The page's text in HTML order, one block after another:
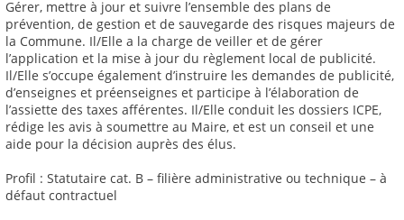
Gérer, mettre à jour et suivre l’ensemble des plans de
prévention, de gestion et de sauvegarde des risques majeurs de
la Commune. Il/Elle a la charge de veiller et de gérer
l’application et la mise à jour du règlement local de publicité.
Il/Elle s’occupe également d’instruire les demandes de publicité,
d’enseignes et préenseignes et participe à l’élaboration de
l’assiette des taxes afférentes. Il/Elle conduit les dossiers ICPE,
rédige les avis à soumettre au Maire, et est un conseil et une
aide pour la décision auprès des élus.
Profil : Statutaire cat. B – filière administrative ou technique – à
défaut contractuel